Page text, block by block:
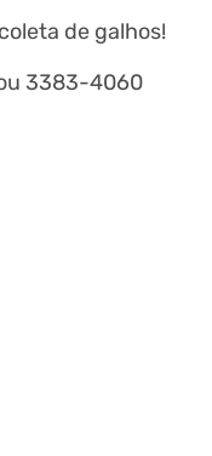
de galhos!
3383-4060